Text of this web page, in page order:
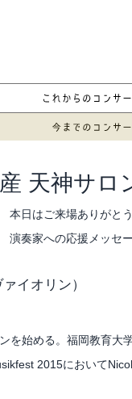
天神サロ
本日はご来場ありがと
演奏家への応援メッセ
ァイオリン）
を始める。福岡教育大
2015において